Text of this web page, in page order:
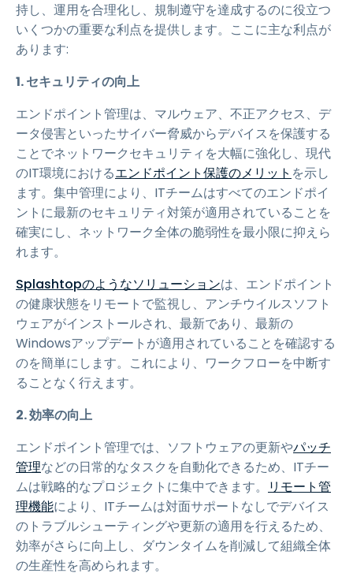
持し、運用を合理化し、規制遵守を達成するのに役立つ
いくつかの重要な利点を提供します。ここに主な利点が
あります:
1. セキュリティの向上
エンドポイント管理は、マルウェア、不正アクセス、デ
ータ侵害といったサイバー脅威からデバイスを保護する
ことでネットワークセキュリティを大幅に強化し、現代
のIT環境におけるエンドポイント保護のメリット を示し
ます。集中管理により、ITチームはすべてのエンドポイ
ントに最新のセキュリティ対策が適用されていることを
確実にし、ネットワーク全体の脆弱性を最小限に抑えら
れます。
Splashtopのようなソリューションは、エンドポイント
の健康状態をリモートで監視し、アンチウイルスソフト
ウェアがインストールされ、最新であり、最新の
Windowsアップデートが適用されていることを確認する
のを簡単にします。これにより、ワークフローを中断す
ることなく行えます。
2. 効率の向上
エンドポイント管理では、ソフトウェアの更新やパッチ
管理などの日常的なタスクを自動化できるため、ITチー
ムは戦略的なプロジェクトに集中できます。
リモート管
理機能により、ITチームは対面サポートなしでデバイス
のトラブルシューティングや更新の適用を行えるため、
効率がさらに向上し、ダウンタイムを削減して組織全体
の生産性を高められます。